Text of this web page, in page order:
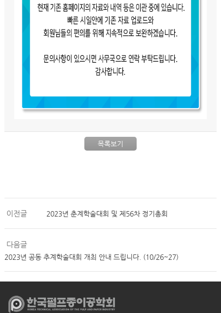
목록보기
이전글 2023년 춘계학술대회 및 제56차 정기총회
다음글
2023년 공동 추계학술대회 개최 안내 드립니다. (10/26~27)